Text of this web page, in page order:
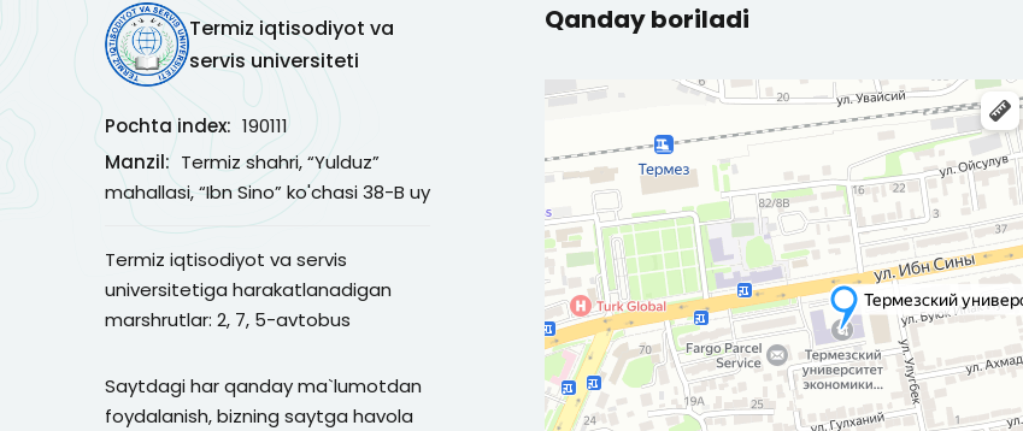
Termiz iqtisodiyot va
servis universiteti
Pochta index: 190111
Manzil: Termiz shahri, “Yulduz”
mahallasi, “Ibn Sino” ko'chasi 38-B uy
Termiz iqtisodiyot va servis
universitetiga harakatlanadigan
marshrutlar: 2, 7, 5-avtobus
Saytdagi har qanday ma`lumotdan
foydalanish, bizning saytga havola
Qanday boriladi